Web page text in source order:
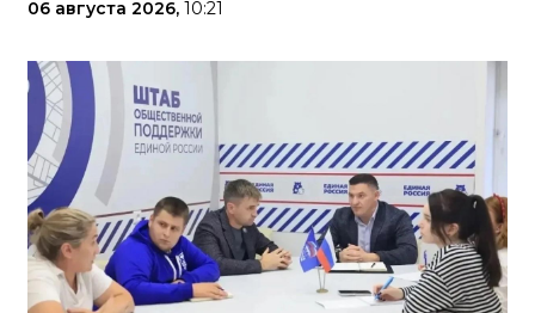
06 августа 2026, 10:21